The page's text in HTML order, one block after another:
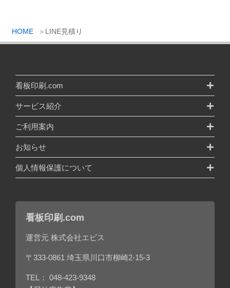
HOME LINE見積り
看板印刷.com
サービス紹介
ご利用案内
お知らせ
個人情報保護について
看板印刷.com
運営元 株式会社エビス
〒333-0861 埼玉県川口市柳崎2-15-3
TEL： 048-423-9348